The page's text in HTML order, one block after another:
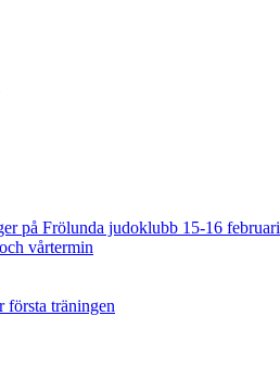
på Frölunda judoklubb 15-16 februari
vårtermin
träningen